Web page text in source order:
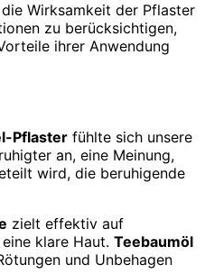
Wirksamkeit der Pflaster
zu berücksichtigen,
ihrer Anwendung
Pflaster fühlte sich unsere
an, eine Meinung,
wird, die beruhigende
zielt effektiv auf
klare Haut. Teebaumöl
und Unbehagen